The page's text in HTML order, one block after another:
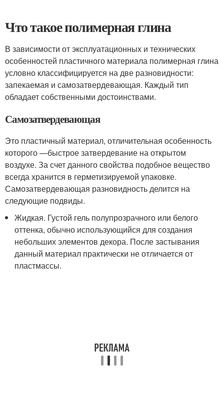
Что такое полимерная глина
В зависимости от эксплуатационных и технических
особенностей пластичного материала полимерная глина
условно классифицируется на две разновидности:
запекаемая и самозатвердевающая. Каждый тип
обладает собственными достоинствами.
Самозатвердевающая
Это пластичный материал, отличительная особенность
которого —быстрое затвердевание на открытом
воздухе. За счет данного свойства подобное вещество
всегда хранится в герметизируемой упаковке.
Самозатвердевающая разновидность делится на
следующие подвиды.
Жидкая. Густой гель полупрозрачного или белого
оттенка, обычно использующийся для создания
небольших элементов декора. После застывания
данный материал практически не отличается от
пластмассы.